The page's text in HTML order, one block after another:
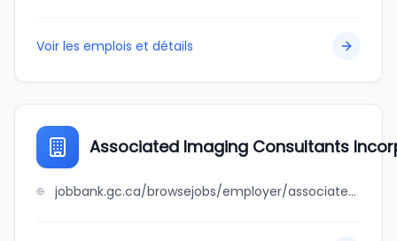
Voir les emplois et détails
Associated Imaging Consultants
jobbank.gc.ca/browsejobs/employer/associated+imaging+consultants+incorporated/ca